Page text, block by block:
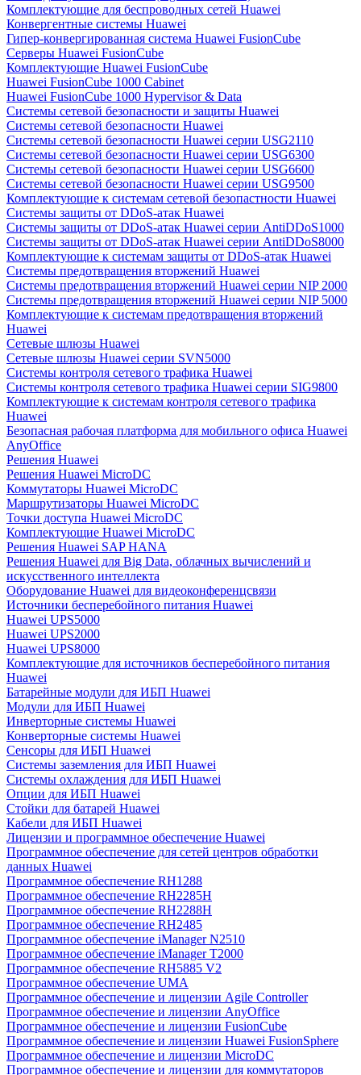
Комплектующие для беспроводных сетей Huawei
Конвергентные системы Huawei
Гипер-конвергированная система Huawei FusionCube
Серверы Huawei FusionCube
Комплектующие Huawei FusionCube
Huawei FusionCube 1000 Cabinet
Huawei FusionCube 1000 Hypervisor & Data
Системы сетевой безопасности и защиты Huawei
Системы сетевой безопасности Huawei
Системы сетевой безопасности Huawei серии USG2110
Системы сетевой безопасности Huawei серии USG6300
Системы сетевой безопасности Huawei серии USG6600
Системы сетевой безопасности Huawei серии USG9500
Комплектующие к системам сетевой безопастности Huawei
Системы защиты от DDoS-атак Huawei
Системы защиты от DDoS-атак Huawei серии AntiDDoS1000
Системы защиты от DDoS-атак Huawei серии AntiDDoS8000
Комплектующие к системам защиты от DDoS-атак Huawei
Системы предотвращения вторжений Huawei
Системы предотвращения вторжений Huawei серии NIP 2000
Системы предотвращения вторжений Huawei серии NIP 5000
Комплектующие к системам предотвращения вторжений
Huawei
Сетевые шлюзы Huawei
Сетевые шлюзы Huawei серии SVN5000
Системы контроля сетевого трафика Huawei
Системы контроля сетевого трафика Huawei серии SIG9800
Комплектующие к системам контроля сетевого трафика
Huawei
Безопасная рабочая платформа для мобильного офиса Huawei
AnyOffice
Решения Huawei
Решения Huawei MicroDC
Коммутаторы Huawei MicroDC
Маршрутизаторы Huawei MicroDC
Точки доступа Huawei MicroDC
Комплектующие Huawei MicroDC
Решения Huawei SAP HANA
Решения Huawei для Big Data, облачных вычислений и
искусственного интеллекта
Оборудование Huawei для видеоконференцсвязи
Источники бесперебойного питания Huawei
Huawei UPS5000
Huawei UPS2000
Huawei UPS8000
Комплектующие для источников бесперебойного питания
Huawei
Батарейные модули для ИБП Huawei
Модули для ИБП Huawei
Инверторные системы Huawei
Конверторные системы Huawei
Сенсоры для ИБП Huawei
Системы заземления для ИБП Huawei
Системы охлаждения для ИБП Huawei
Опции для ИБП Huawei
Стойки для батарей Huawei
Кабели для ИБП Huawei
Лицензии и программное обеспечение Huawei
Программное обеспечение для сетей центров обработки
данных Huawei
Программное обеспечение RH1288
Программное обеспечение RH2285H
Программное обеспечение RH2288H
Программное обеспечение RH2485
Программное обеспечение iManager N2510
Программное обеспечение iManager T2000
Программное обеспечение RH5885 V2
Программное обеспечение UMA
Программное обеспечение и лицензии Agile Controller
Программное обеспечение и лицензии AnyOffice
Программное обеспечение и лицензии FusionCube
Программное обеспечение и лицензии Huawei FusionSphere
Программное обеспечение и лицензии MicroDC
Программное обеспечение и лицензии для коммутаторов